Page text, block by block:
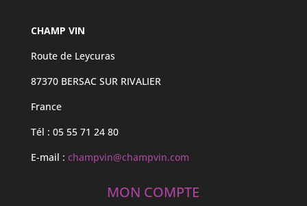
CHAMP VIN
Route de Leycuras
87370 BERSAC SUR RIVALIER
France
Tél : 05 55 71 24 80
E-mail : champvin@champvin.com
MON COMPTE